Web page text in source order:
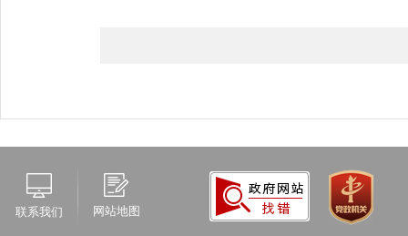
联系我们 网站地图